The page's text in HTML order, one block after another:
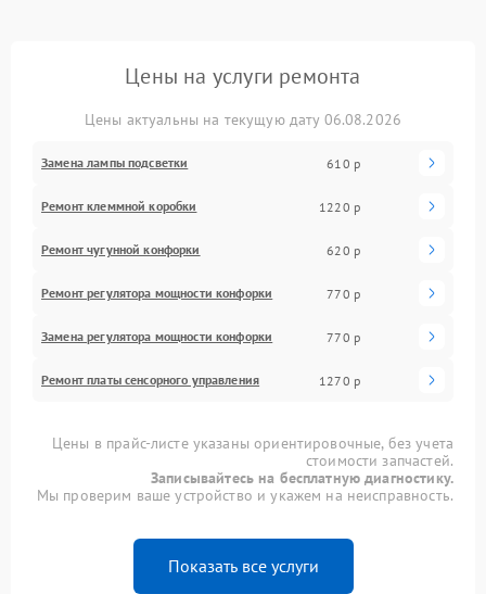
Цены на услуги ремонта
Цены актуальны на текущую дату 06.08.2026
Замена лампы подсветки 610 р
Ремонт клеммной коробки 1220 р
Ремонт чугунной конфорки 620 р
Ремонт регулятора мощности конфорки 770 р
Замена регулятора мощности конфорки 770 р
Ремонт платы сенсорного управления 1270 р
Цены в прайс-листе указаны ориентировочные, без учета
стоимости запчастей.
Записывайтесь на бесплатную диагностику.
Мы проверим ваше устройство и укажем на неисправность.
Показать все услуги